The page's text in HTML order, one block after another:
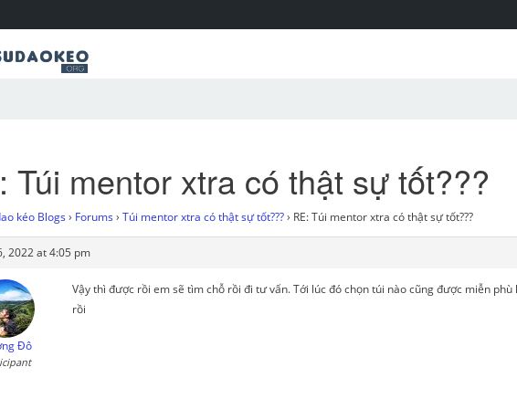
Túi mentor xtra có thật sự tốt???
kéo Blogs › Forums › Túi mentor xtra có thật sự tốt??? › RE: Túi mentor xtra có thật sự tốt???
2022 at 4:05 pm
Đô
Vậy thì được rồi em sẽ tìm chỗ rồi đi tư vấn. Tới lúc đó chọn túi nào cũng được miễn phù
rồi